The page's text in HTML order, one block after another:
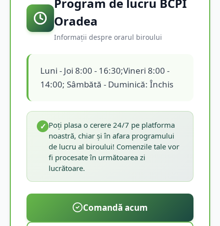
Oradea
Informații despre orarul biroului
Luni - Joi 8:00 - 16:30;Vineri 8:00 -
14:00; Sâmbătă - Duminică: Închis
✓ Poți plasa o cerere 24/7 pe platforma
noastră, chiar și în afara programului
de lucru al biroului! Comenzile tale vor
fi procesate în următoarea zi
lucrătoare.
Comandă acum